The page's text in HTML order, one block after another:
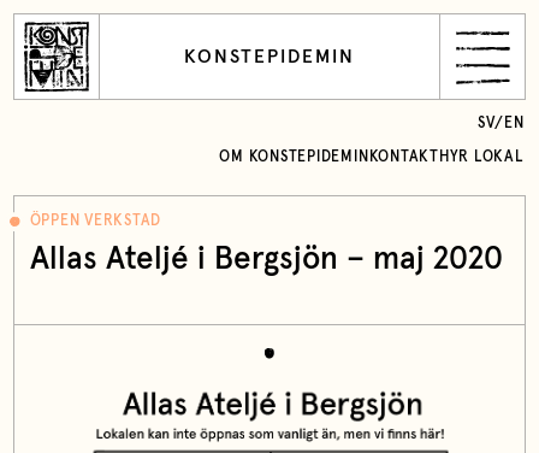
KONSTEPIDEMIN
OM KONSTEPIDEMIN KONTAKT HYR LOKAL
SV/ EN
ÖPPEN VERKSTAD
Allas Ateljé i Bergsjön – maj 2020